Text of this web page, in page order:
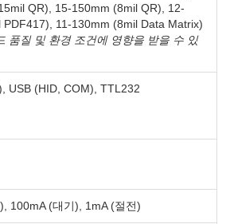
QR), 15-150mm (8mil QR), 12-
PDF417), 11-130mm (8mil Data Matrix)
품질 및 환경 조건에 영향을 받을 수 있
USB (HID, COM), TTL232
100mA (대기), 1mA (절전)